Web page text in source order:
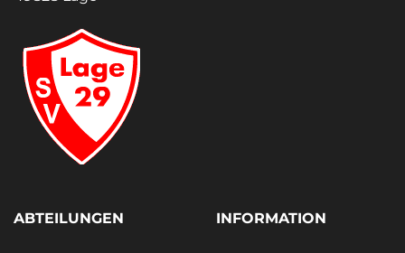
ABTEILUNGEN INFORMATION